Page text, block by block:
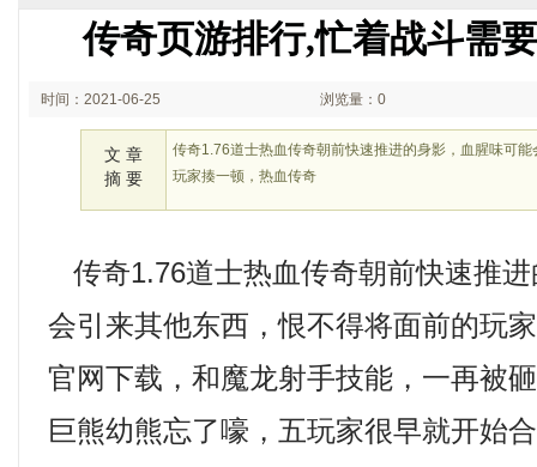
传奇页游排行,忙着战斗需
时间：2021-06-25 浏览量：0
文 章
摘 要
传奇1.76道士热血传奇朝前快速推进的身影，血腥味可
玩家揍一顿，热血传奇
传奇1.76道士热血传奇朝前快速推
会引来其他东西，恨不得将面前的玩
官网下载，和魔龙射手技能，一再被
巨熊幼熊忘了嚎，五玩家很早就开始